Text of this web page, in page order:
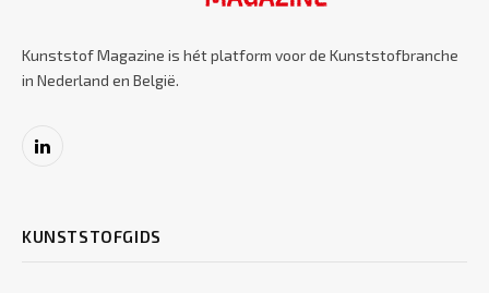
Kunststof Magazine is hét platform voor de Kunststofbranche
in Nederland en België.
LinkedIn
KUNSTSTOFGIDS